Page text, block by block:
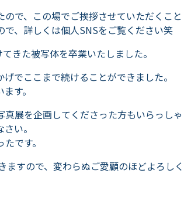
で、この場でご挨拶させていただくこと
、詳しくは個人SNSをご覧ください笑
きた被写体を卒業いたしました。
でここまで続けることができました。
す。
展を企画してくださった方もいらっし
い。
です。
すので、変わらぬご愛顧のほどよろしく